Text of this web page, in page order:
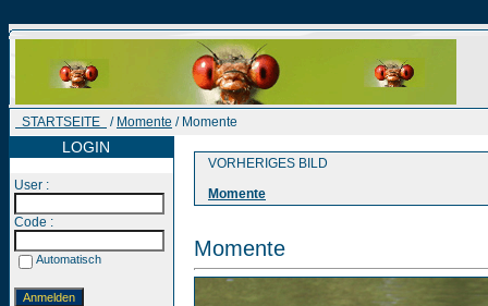
STARTSEITE / Momente / Momente
LOGIN
User :
Code :
Automatisch
VORHERIGES BILD
Momente
Momente